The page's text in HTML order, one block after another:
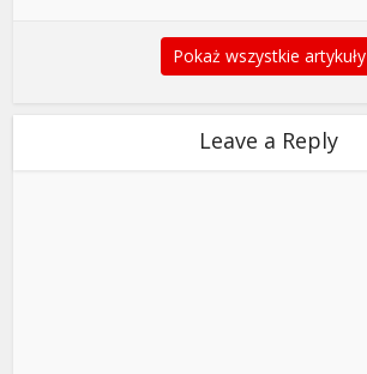
Pokaż wszystkie artykuły
Leave a Reply